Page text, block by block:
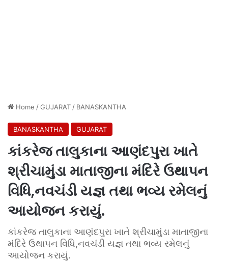
Home /GUJARAT / BANASKANTHA
BANASKANTHA GUJARAT
કાંકરેજ તાલુકાના આણંદપુરા ખાતે
શ્રીચામુંડા માતાજીના મંદિરે ઉથાપન
વિધિ,નવચંડી યજ્ઞ તથા ભવ્ય રમેલનું
આયોજન કરાયું.
કાંકરેજ તાલુકાના આણંદપુરા ખાતે શ્રીચામુંડા માતાજીના
મંદિરે ઉથાપન વિધિ,નવચંડી યજ્ઞ તથા ભવ્ય રમેલનું
આયોજન કરાયું.